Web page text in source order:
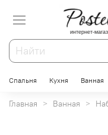
интернет-
Спальня Кухня Ванная
Главная Ванная